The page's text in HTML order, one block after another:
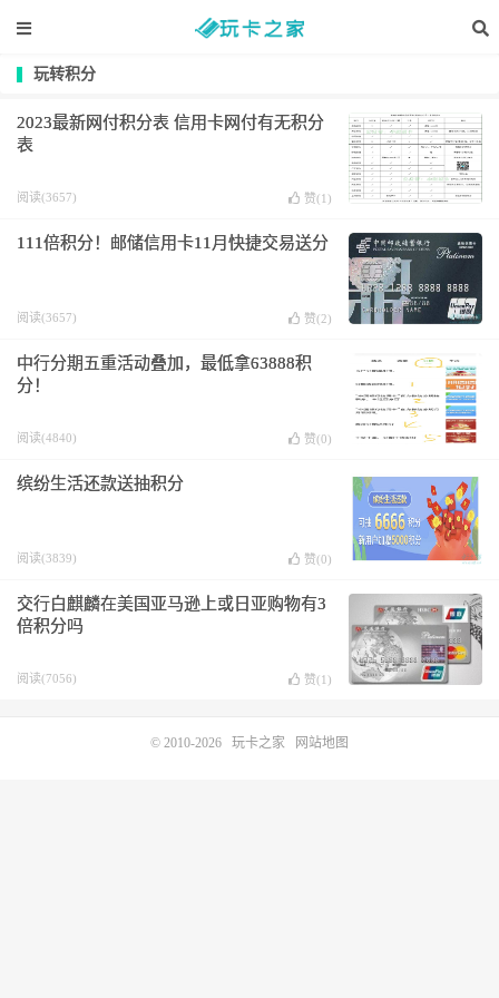
玩转积分
2023最新网付积分表 信用卡网付有无积分
表
阅读(3657) 赞(1 )
111倍积分！邮储信用卡11月快捷交易送分
阅读(3657) 赞(2)
中行分期五重活动叠加，最低拿63888积
分！
阅读(4840) 赞(0)
缤纷生活还款送抽积分
阅读(3839) 赞(0)
交行白麒麟在美国亚马逊上或日亚购物有3
倍积分吗
阅读(7056) 赞(1 )
© 2010-2026 玩卡之家 网站地图